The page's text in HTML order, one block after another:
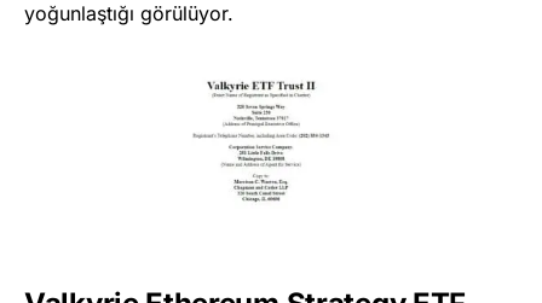
yoğunlaştığı görülüyor.